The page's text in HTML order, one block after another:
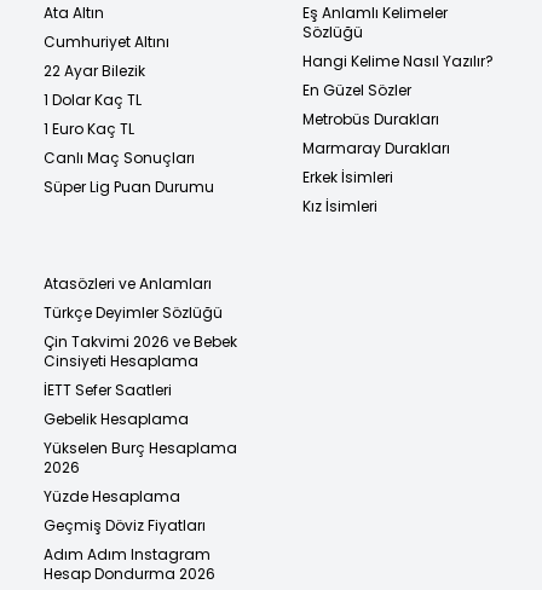
Ata Altın
Cumhuriyet Altını
22 Ayar Bilezik
1 Dolar Kaç TL
1 Euro Kaç TL
Canlı Maç Sonuçları
Süper Lig Puan Durumu
Eş Anlamlı Kelimeler
Sözlüğü
Hangi Kelime Nasıl Yazılır?
En Güzel Sözler
Metrobüs Durakları
Marmaray Durakları
Erkek İsimleri
Kız İsimleri
Atasözleri ve Anlamları
Türkçe Deyimler Sözlüğü
Çin Takvimi 2026 ve Bebek
Cinsiyeti Hesaplama
İETT Sefer Saatleri
Gebelik Hesaplama
Yükselen Burç Hesaplama
2026
Yüzde Hesaplama
Geçmiş Döviz Fiyatları
Adım Adım Instagram
Hesap Dondurma 2026